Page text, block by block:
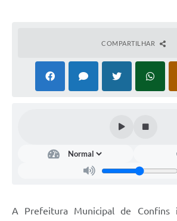
COMPARTILHAR
A Prefeitura Municipal de Confins